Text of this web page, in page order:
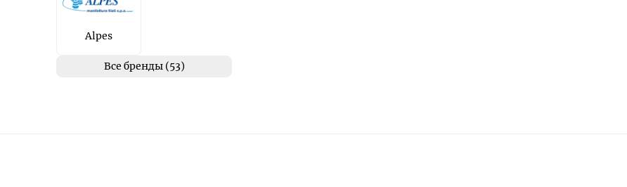
Alpes
Все бренды (53)